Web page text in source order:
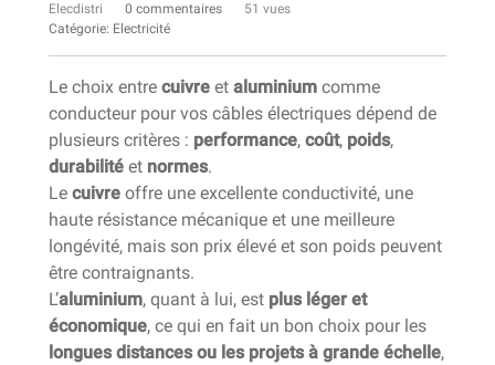
Elecdistri 0 commentaires
51 vues
Catégorie: Electricité
Le choix entre cuivre et aluminium comme
conducteur pour vos câbles électriques dépend de
plusieurs critères : performance, coût, poids,
durabilité et normes.
Le cuivre offre une excellente conductivité, une
haute résistance mécanique et une meilleure
longévité, mais son prix élevé et son poids peuvent
être contraignants.
L’aluminium, quant à lui, est plus léger et
économique, ce qui en fait un bon choix pour les
longues distances ou les projets à grande échelle,